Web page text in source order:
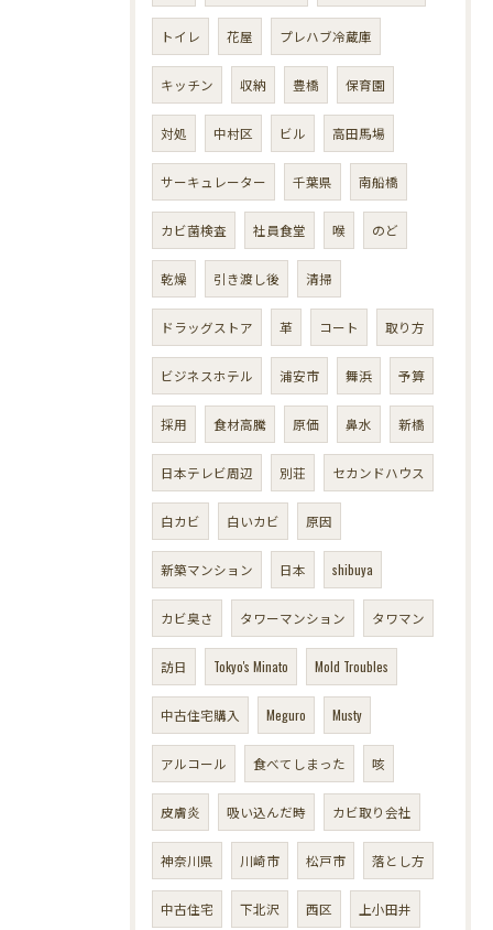
トイレ 花屋 プレハブ冷蔵庫
キッチン 収納 豊橋 保育園
対処 中村区 ビル 高田馬場
サーキュレーター 千葉県 南船橋
カビ菌検査 社員食堂 喉 のど
乾燥 引き渡し後 清掃
ドラッグストア 革 コート 取り方
ビジネスホテル 浦安市 舞浜 予算
採用 食材高騰 原価 鼻水 新橋
日本テレビ周辺 別荘 セカンドハウス
白カビ 白いカビ 原因
新築マンション 日本 shibuya
カビ臭さ タワーマンション タワマン
訪日 Tokyo's Minato Mold Troubles
中古住宅購入 Meguro Musty
アルコール 食べてしまった 咳
皮膚炎 吸い込んだ時 カビ取り会社
神奈川県 川崎市 松戸市 落とし方
中古住宅 下北沢 西区 上小田井